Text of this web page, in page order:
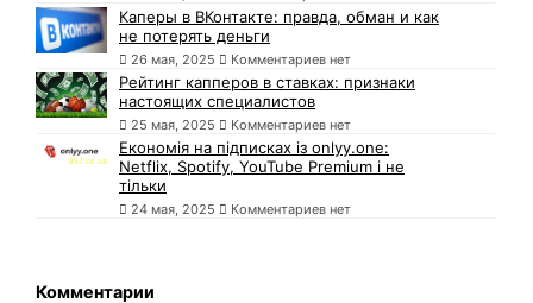
Каперы в ВКонтакте: правда, обман и как
не потерять деньги
26 мая, 2025 Комментариев нет
Рейтинг капперов в ставках: признаки
настоящих специалистов
25 мая, 2025 Комментариев нет
Економія на підписках із onlyy.one:
Netflix, Spotify, YouTube Premium і не
тільки
24 мая, 2025 Комментариев нет
Комментарии